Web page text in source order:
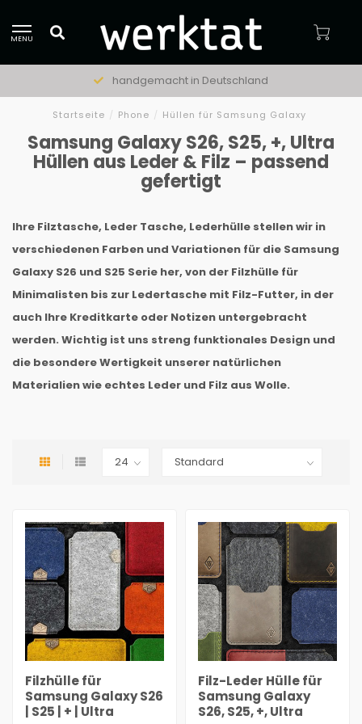
MENU
handgemacht in Deutschland
Startseite / Phone / Hüllen für Samsung Galaxy
Samsung Galaxy S26, S25, +, Ultra
Hüllen aus Leder & Filz – passend
gefertigt
Ihre Filztasche, Leder Tasche, Lederhülle stellen wir in
verschiedenen Farben und Variationen für die Samsung
Galaxy S26 und S25 Serie her, von der Filzhülle für
Minimalisten bis zur Ledertasche mit Filz-Futter, in der
auch Ihre Kreditkarte oder Notizen untergebracht
werden. Wichtig ist uns streng funktionales Design und
die besondere Wertigkeit unserer natürlichen
Materialien wie echtes Leder und Filz aus Wolle.
Filzhülle für
Samsung Galaxy S26
| S25 | + | Ultra
Filz-Leder Hülle für
Samsung Galaxy
S26, S25, +, Ultra